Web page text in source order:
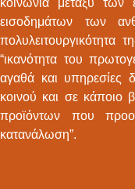
εισοδημάτων των
πολυλειτουργικότητα
“ικανότητα του
αγαθά και υπηρεσίες
κοινού και σε κάποιο
προϊόντων που
κατανάλωση”.